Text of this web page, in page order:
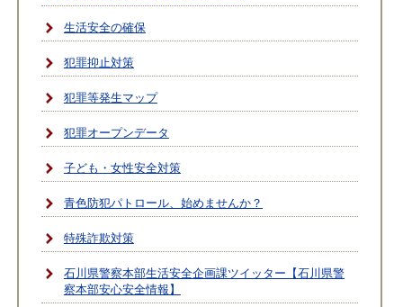
生活安全の確保
犯罪抑止対策
犯罪等発生マップ
犯罪オープンデータ
子ども・女性安全対策
青色防犯パトロール、始めませんか？
特殊詐欺対策
石川県警察本部生活安全企画課ツイッター【石川県警
察本部安心安全情報】